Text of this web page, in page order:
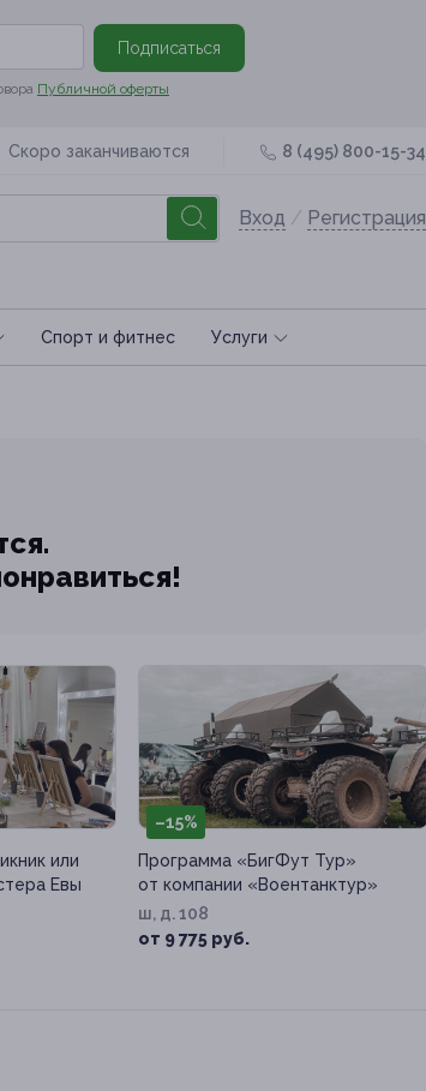
Подписаться
Публичной оферты
Скоро заканчиваются 8 (495) 800-15-34
Вход / Регистрация
Спoрт и фитнес Услуги
или
Евы
–15%
Программа «БигФут Тур»
от компании «Воентанктур»
ш, д. 108
от 9 775 руб.